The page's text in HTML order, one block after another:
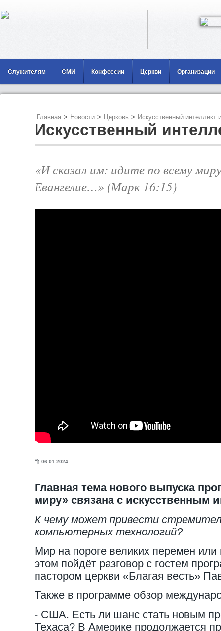
Служителям СМИ Конфессии Церкви Организации
Главная > Новости > Церковь > Искусственный интеллект
Искусственный
«И сказал им: идите по всему
Евангелие…» (Марк 16:15)
06.01.2024
Главная тема нового выпуска
миру» связана с искусственным
К чему может привести
компьютерных технологий?
Мир на пороге великих перемен
этом пойдёт разговор с гостем
пастором церкви «Благая весть»
Также в программе обзор
- США. Есть ли шанс стать новым
Техаса? В Америке продолжается